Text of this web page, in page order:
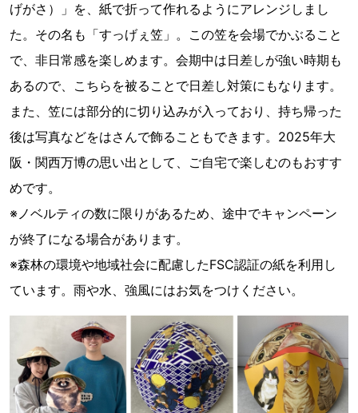
げがさ）」を、紙で折って作れるようにアレンジしまし
た。その名も「すっげぇ笠」。この笠を会場でかぶること
で、非日常感を楽しめます。会期中は日差しが強い時期も
あるので、こちらを被ることで日差し対策にもなります。
また、笠には部分的に切り込みが入っており、持ち帰った
後は写真などをはさんで飾ることもできます。2025年大
阪・関西万博の思い出として、ご自宅で楽しむのもおすす
めです。
※ノベルティの数に限りがあるため、途中でキャンペーン
が終了になる場合があります。
※森林の環境や地域社会に配慮したFSC認証の紙を利用し
ています。雨や水、強風にはお気をつけください。